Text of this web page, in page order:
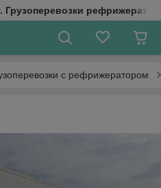
Грузоперевозки
с рефрижератором